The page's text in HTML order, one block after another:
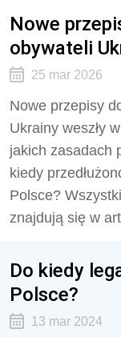
Nowe
obywateli
25 mar 2026
Nowe przepisy
Ukrainy weszły
jakich zasadach
kiedy
Polsce?
znajdują się w
Do kiedy
Polsce?
13 mar 2024